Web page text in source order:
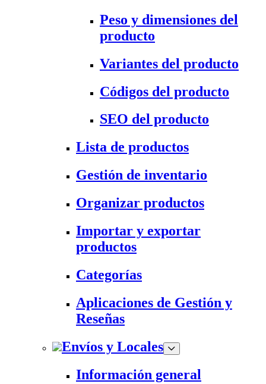
Peso y dimensiones del
producto
Variantes del producto
Códigos del producto
SEO del producto
Lista de productos
Gestión de inventario
Organizar productos
Importar y exportar
productos
Categorías
Aplicaciones de Gestión y
Reseñas
Envíos y Locales
Información general